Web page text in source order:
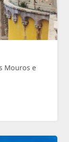
Mouros e